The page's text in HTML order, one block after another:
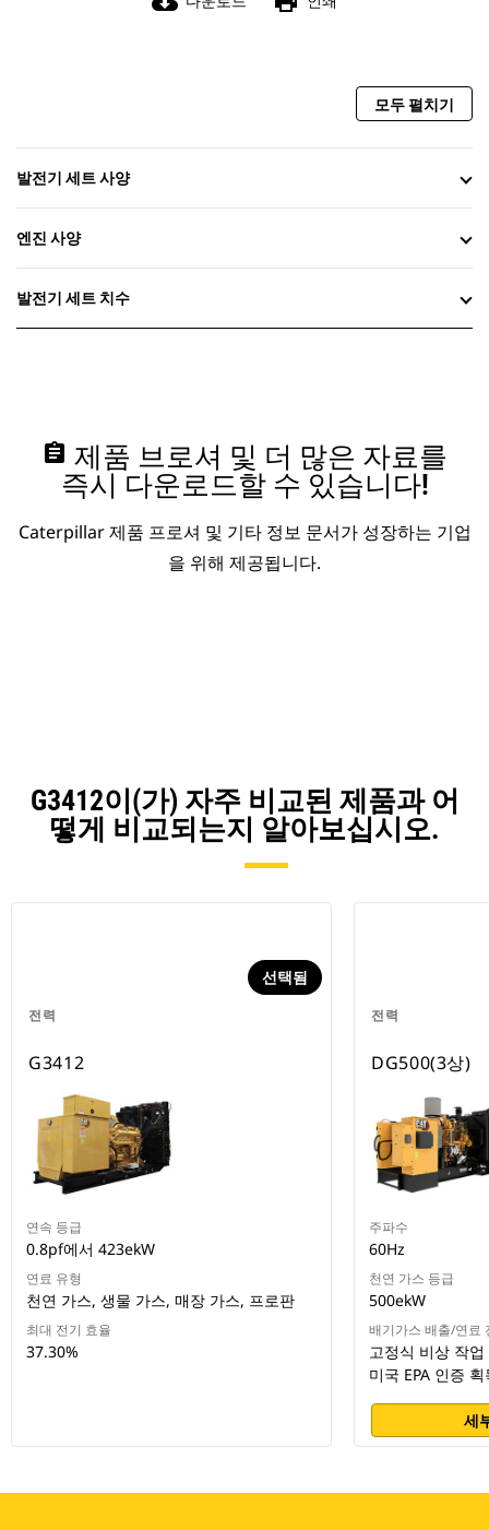
모두 펼치기
발전기 세트 사양
엔진 사양
발전기 세트 치수
assignment 제품 브로셔 및 더 많은 자료를
즉시 다운로드할 수 있습니다!
Caterpillar 제품 프로셔 및 기타 정보 문서가 성장하는 기업
을 위해 제공됩니다.
G3412이(가) 자주 비교된 제품과 어
떻게 비교되는지 알아보십시오.
전력
선택됨
G3412
연속 등급
0.8pf에서 423ekW
연료 유형
천연 가스, 생물 가스, 매장 가스, 프로판
최대 전기 효율
37.30%
전력
DG500(3상)
주파수
60Hz
천연 가스 등급
500ekW
배기가스 배출/연료
고정식 비상 작
미국 EPA 인증 획
세